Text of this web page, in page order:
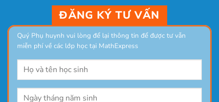
ĐĂNG KÝ TƯ VẤN
Quý Phụ huynh vui lòng để lại thông tin để được tư vẫn
miễn phí về các lớp học tại MathExpress